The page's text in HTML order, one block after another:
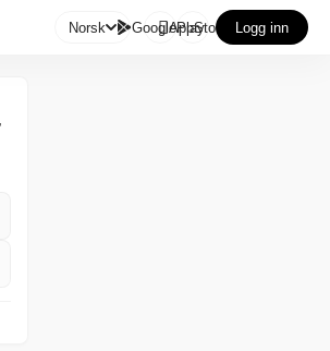
Norsk GooglePlay
AppStore Logg inn